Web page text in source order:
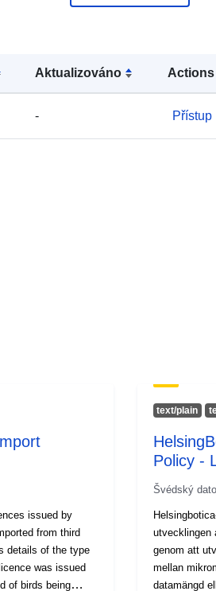
Aktualizováno Actions
- Přístup
issued by
from third
details of the type
was issued
of birds being
text/plain
Policy -
Švédský
utvecklingen
genom att
mellan
datamängd